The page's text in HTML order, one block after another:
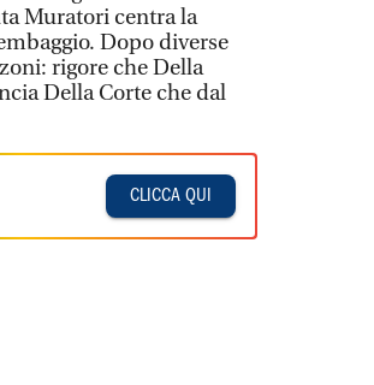
Muratori centra la
Dopo diverse
rigore che Della
Della Corte che dal
CLICCA QUI